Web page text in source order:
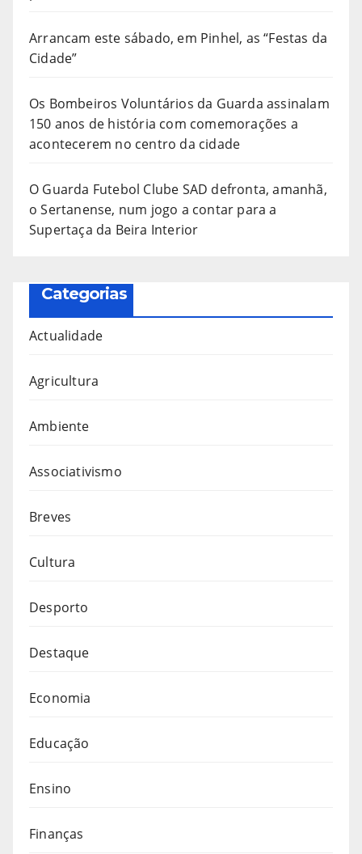
Arrancam este sábado, em Pinhel, as “Festas da
Cidade”
Os Bombeiros Voluntários da Guarda assinalam
150 anos de história com comemorações a
acontecerem no centro da cidade
O Guarda Futebol Clube SAD defronta, amanhã,
o Sertanense, num jogo a contar para a
Supertaça da Beira Interior
Categorias
Actualidade
Agricultura
Ambiente
Associativismo
Breves
Cultura
Desporto
Destaque
Economia
Educação
Ensino
Finanças